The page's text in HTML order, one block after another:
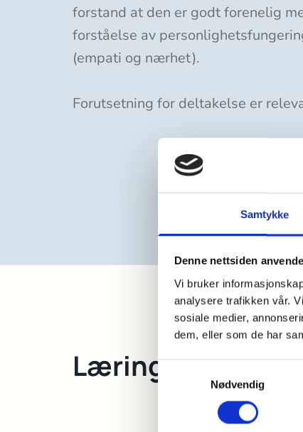
Samtykke
Denne nettsiden
Vi bruker
analysere trafikken vår.
sosiale medier,
dem, eller som de har
Samtykkevalg
Nødvendig
forstand at den er godt forenelig
forståelse av
(empati og nærhet).
Forutsetning for deltakelse er
Læringsmål